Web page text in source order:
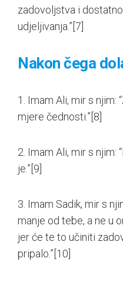
zadovoljstva i
udjeljivanja.” [7]
Nakon čega
1. Imam Ali, mir s njim:
mjere čednosti.” [8]
2. Imam Ali, mir s njim:
je.” [9]
3. Imam Sadik, mir s
manje od tebe, a ne u
jer će te to učiniti
pripalo.” [10]